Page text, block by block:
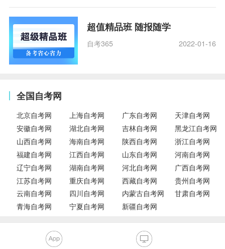
超值精品班 随报随学
自考365 2022-01-16
全国自考网
北京自考网 上海自考网 广东自考网
天津自考网
安徽自考网
湖北自考网 吉林自考网
黑龙江自考网
山西自考网
海南自考网 陕西自考网
浙江自考网
福建自考网
江西自考网 山东自考网
河南自考网
辽宁自考网
湖南自考网 河北自考网
广西自考网
江苏自考网
重庆自考网 西藏自考网
贵州自考网
云南自考网
四川自考网 内蒙古自考网
甘肃自考网
青海自考网
宁夏自考网 新疆自考网